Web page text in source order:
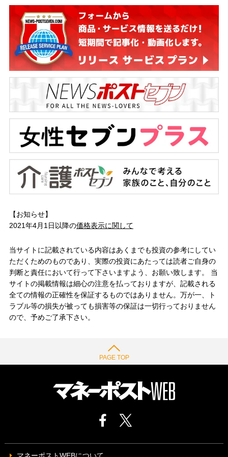
【お知らせ】
2021年4月1日以降の価格表示に関して
当サイトに記載されている内容はあくまでも投資の参考にしてい
ただくためのものであり、実際の投資にあたっては読者ご自身の
判断と責任において行って下さいますよう、お願い致します。 当
サイトの掲載情報は細心の注意を払っておりますが、記載される
全ての情報の正確性を保証するものではありません。万が一、ト
ラブル等の損失が被っても損害等の保証は一切行っておりません
ので、予めご了承下さい。
PAGE TOP